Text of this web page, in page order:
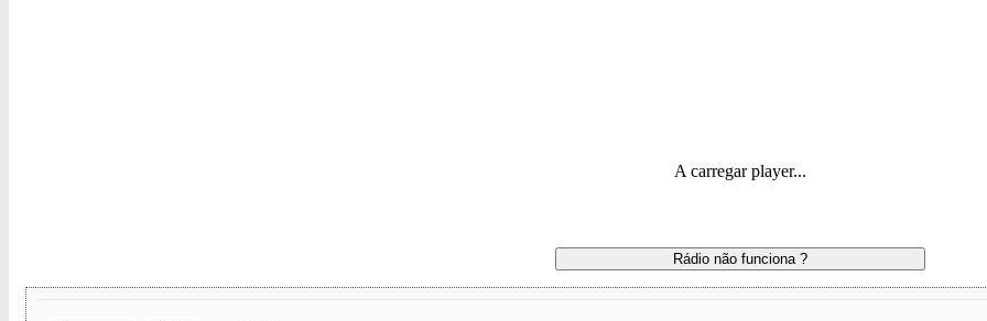
A carregar player...
Rádio não funciona ?